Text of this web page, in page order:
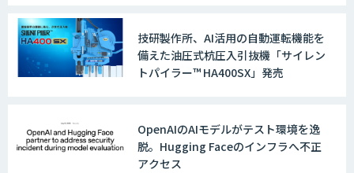
技研製作所、AI活用の自動運転機能を
備えた油圧式杭圧入引抜機「サイレン
トパイラー™ HA400SX」発売
OpenAIのAIモデルがテスト環境を逸
脱。Hugging Faceのインフラへ不正
アクセス